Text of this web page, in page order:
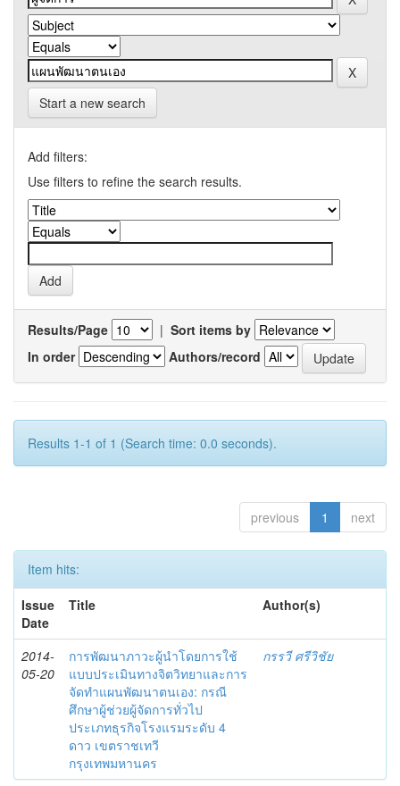
Start a new search
Add filters:
Use filters to refine the search results.
Results/Page | Sort items by
In order
Authors/record
Results 1-1 of 1 (Search time: 0.0 seconds).
previous 1 next
Item hits:
Issue
Date
Title Author(s)
2014-
05-20
การพัฒนาภาวะผู้นำโดยการใช้
แบบประเมินทางจิตวิทยาและการ
จัดทำแผนพัฒนาตนเอง: กรณี
ศึกษาผู้ช่วยผู้จัดการทั่วไป
ประเภทธุรกิจโรงแรมระดับ 4
ดาว เขตราชเทวี
กรุงเทพมหานคร
กรรวี ศรีวิชัย